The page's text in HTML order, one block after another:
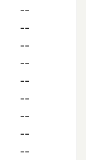
--
--
--
--
--
--
--
--
--